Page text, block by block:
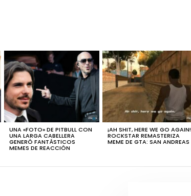
UNA «FOTO» DE PITBULL CON
UNA LARGA CABELLERA
GENERÓ FANTÁSTICOS
MEMES DE REACCIÓN
¡AH SHIT, HERE WE GO AGAIN!
ROCKSTAR REMASTERIZA
MEME DE GTA: SAN ANDREAS